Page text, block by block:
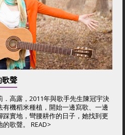
聲
高露，2011年與歌手先生陳冠宇決
機稻米種植，開始一邊寫歌、一邊
實地，彎腰耕作的日子，她找到更
歌聲。 READ>